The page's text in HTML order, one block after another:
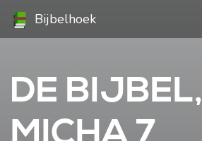
Bijbelhoek
DE BIJBEL,